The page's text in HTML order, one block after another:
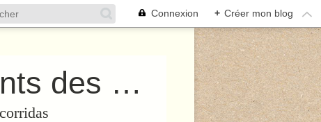
Connexion + Créer mon blog
Collectif “PROTégeons les Enfants des Corridas”